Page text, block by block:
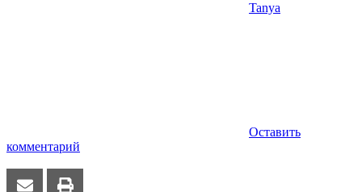
Tanya
Оставить
комментарий